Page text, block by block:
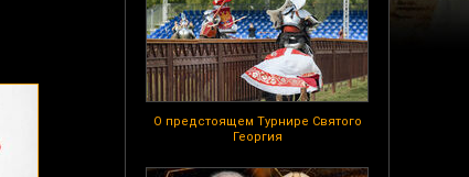
О предстоящем Турнире Святого
Георгия